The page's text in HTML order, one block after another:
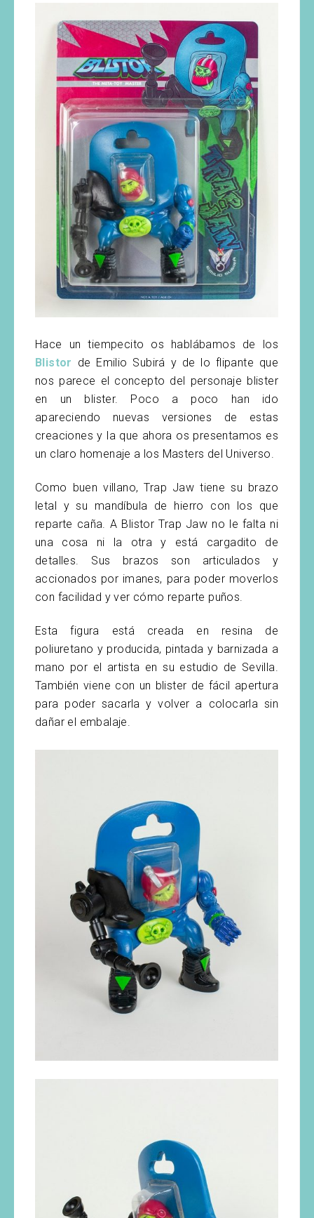
Hace un tiempecito os hablábamos de los
Blistor de Emilio Subirá y de lo flipante que
nos parece el concepto del personaje blister
en un blister. Poco a poco han ido
apareciendo nuevas versiones de estas
creaciones y la que ahora os presentamos es
un claro homenaje a los Masters del Universo.
Como buen villano, Trap Jaw tiene su brazo
letal y su mandíbula de hierro con los que
reparte caña. A Blistor Trap Jaw no le falta ni
una cosa ni la otra y está cargadito de
detalles. Sus brazos son articulados y
accionados por imanes, para poder moverlos
con facilidad y ver cómo reparte puños.
Esta figura está creada en resina de
poliuretano y producida, pintada y barnizada a
mano por el artista en su estudio de Sevilla.
También viene con un blister de fácil apertura
para poder sacarla y volver a colocarla sin
dañar el embalaje.